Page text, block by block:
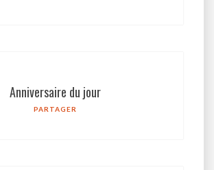
Anniversaire du jour
PARTAGER